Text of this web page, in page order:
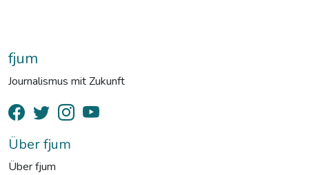
fjum
Journalismus mit Zukunft
Über fjum
Über fjum